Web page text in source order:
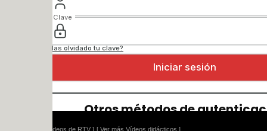
[ Ver más Vídeos didácticos ]